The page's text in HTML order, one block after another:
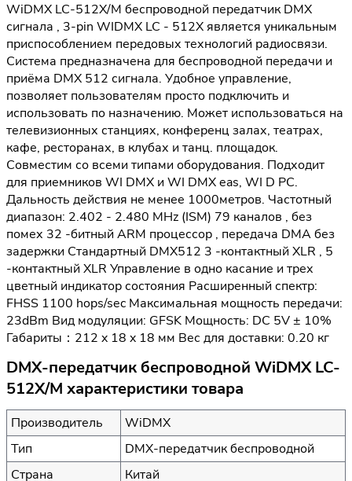
WiDMX LC-512X/M беспроводной передатчик DMX
сигнала , 3-pin WIDMX LC - 512X является уникальным
приспособлением передовых технологий радиосвязи.
Система предназначена для беспроводной передачи и
приёма DMX 512 сигнала. Удобное управление,
позволяет пользователям просто подключить и
использовать по назначению. Может использоваться на
телевизионных станциях, конференц залах, театрах,
кафе, ресторанах, в клубах и танц. площадок.
Совместим со всеми типами оборудования. Подходит
для приемников WI DMX и WI DMX eas, WI D PC.
Дальность действия не менее 1000метров. Частотный
диапазон: 2.402 - 2.480 MHz (ISM) 79 каналов , без
помех 32 -битный ARM процессор , передача DMA без
задержки Стандартный DMX512 3 -контактный XLR , 5
-контактный XLR Управление в одно касание и трех
цветный индикатор состояния Расширенный спектр:
FHSS 1100 hops/sec Максимальная мощность передачи:
23dBm Вид модуляции: GFSK Мощность: DC 5V ± 10%
Габариты：212 x 18 x 18 мм Вес для доставки: 0.20 кг
DMX-передатчик беспроводной WiDMX LC-
512X/M характеристики товара
Производитель
WiDMX
Тип
DMX-передатчик беспроводной
Страна
Китай